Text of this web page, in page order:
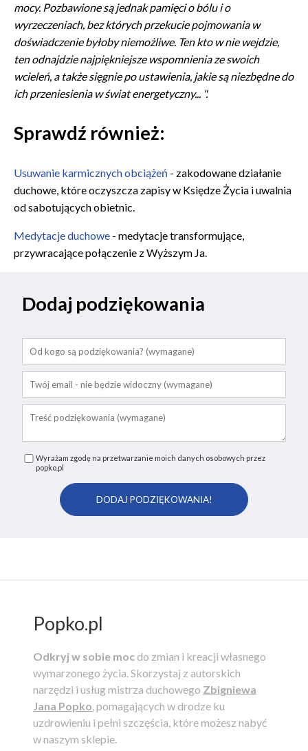
mocy. Pozbawione są jednak pamięci o bólu i o
wyrzeczeniach, bez których przekucie pojmowania w
doświadczenie byłoby niemożliwe. Ten kto w nie wejdzie,
ten odnajdzie najpiękniejsze wspomnienia ze swoich
wcieleń, a także sięgnie po ustawienia, jakie są niezbędne do
ich przeniesienia w świat energetyczny... ".
Sprawdź również:
Usuwanie karmicznych obciążeń - zakodowane działanie
duchowe, które oczyszcza zapisy w Księdze Życia i uwalnia
od sabotujących obietnic.
Medytacje duchowe - medytacje transformujące,
przywracające połączenie z Wyższym Ja.
Dodaj podziękowania
Wyrażam zgodę na przetwarzanie moich danych osobowych przez
popko.pl
Popko.pl
Odkryj w sobie moc do zmian i kreacji własnego
wymarzonego życia. Skorzystaj z autorskich
narzędzi i usług mistrza duchowego Zbigniewa
Jana Popko , pomagających w drodze ku
uzdrowieniu i pełni szczęścia, które możesz nabyć
w naszym sklepie.